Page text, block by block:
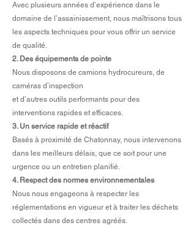
Avec plusieurs années d’expérience dans le
domaine de l’assainissement, nous maîtrisons tous
les aspects techniques pour vous offrir un service
de qualité.
2. Des équipements de pointe
Nous disposons de camions hydrocureurs, de
caméras d’inspection
et d’autres outils performants pour des
interventions rapides et efficaces.
3. Un service rapide et réactif
Basés à proximité de Chatonnay, nous intervenons
dans les meilleurs délais, que ce soit pour une
urgence ou un entretien planifié.
4. Respect des normes environnementales
Nous nous engageons à respecter les
réglementations en vigueur et à traiter les déchets
collectés dans des centres agréés.